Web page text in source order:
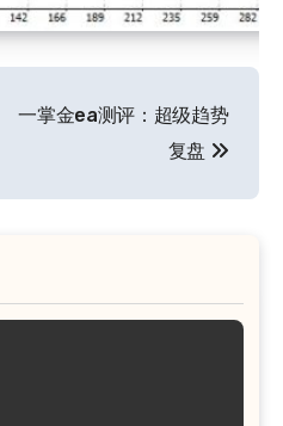
一掌金ea测评：超级趋势
复盘